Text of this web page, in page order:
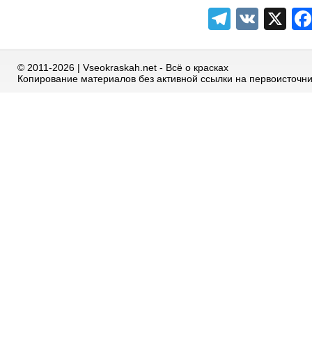
VK X
© 2011-2026 | Vseokraskah.net - Всё о красках
Копирование материалов без активной ссылки на